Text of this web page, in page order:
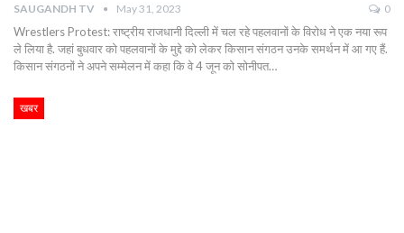
SAUGANDH TV May 31, 2023 0
Wrestlers Protest: राष्ट्रीय राजधानी दिल्ली में चल रहे पहलवानों के विरोध ने एक नया रूप
ले लिया है. जहां बुधवार को पहलवानों के मुद्दे को लेकर किसान संगठन उनके समर्थन में आ गए हैं.
किसान संगठनों ने अपने सम्मेलन में कहा कि वे 4 जून को सोनीपत…
खबर